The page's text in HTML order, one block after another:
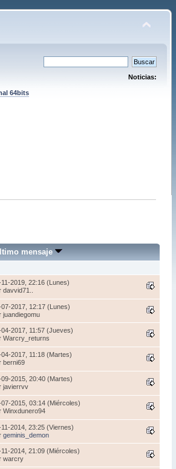
Noticias:
64bits
mensaje
11-2019, 22:16 (Lunes)
davvid71..
2017, 12:17 (Lunes)
juandiegomu
2017, 11:57 (Jueves)
Warcry_returns
04-2017, 11:18 (Martes)
berni69
2015, 20:40 (Martes)
javierrvv
2015, 03:14 (Miércoles)
Winxdunero94
2014, 23:25 (Viernes)
geminis_demon
11-2014, 21:09 (Miércoles)
warcry